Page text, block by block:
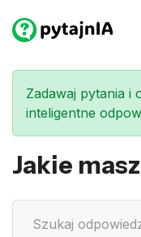
Zadawaj pytania i
inteligentne
Jakie masz